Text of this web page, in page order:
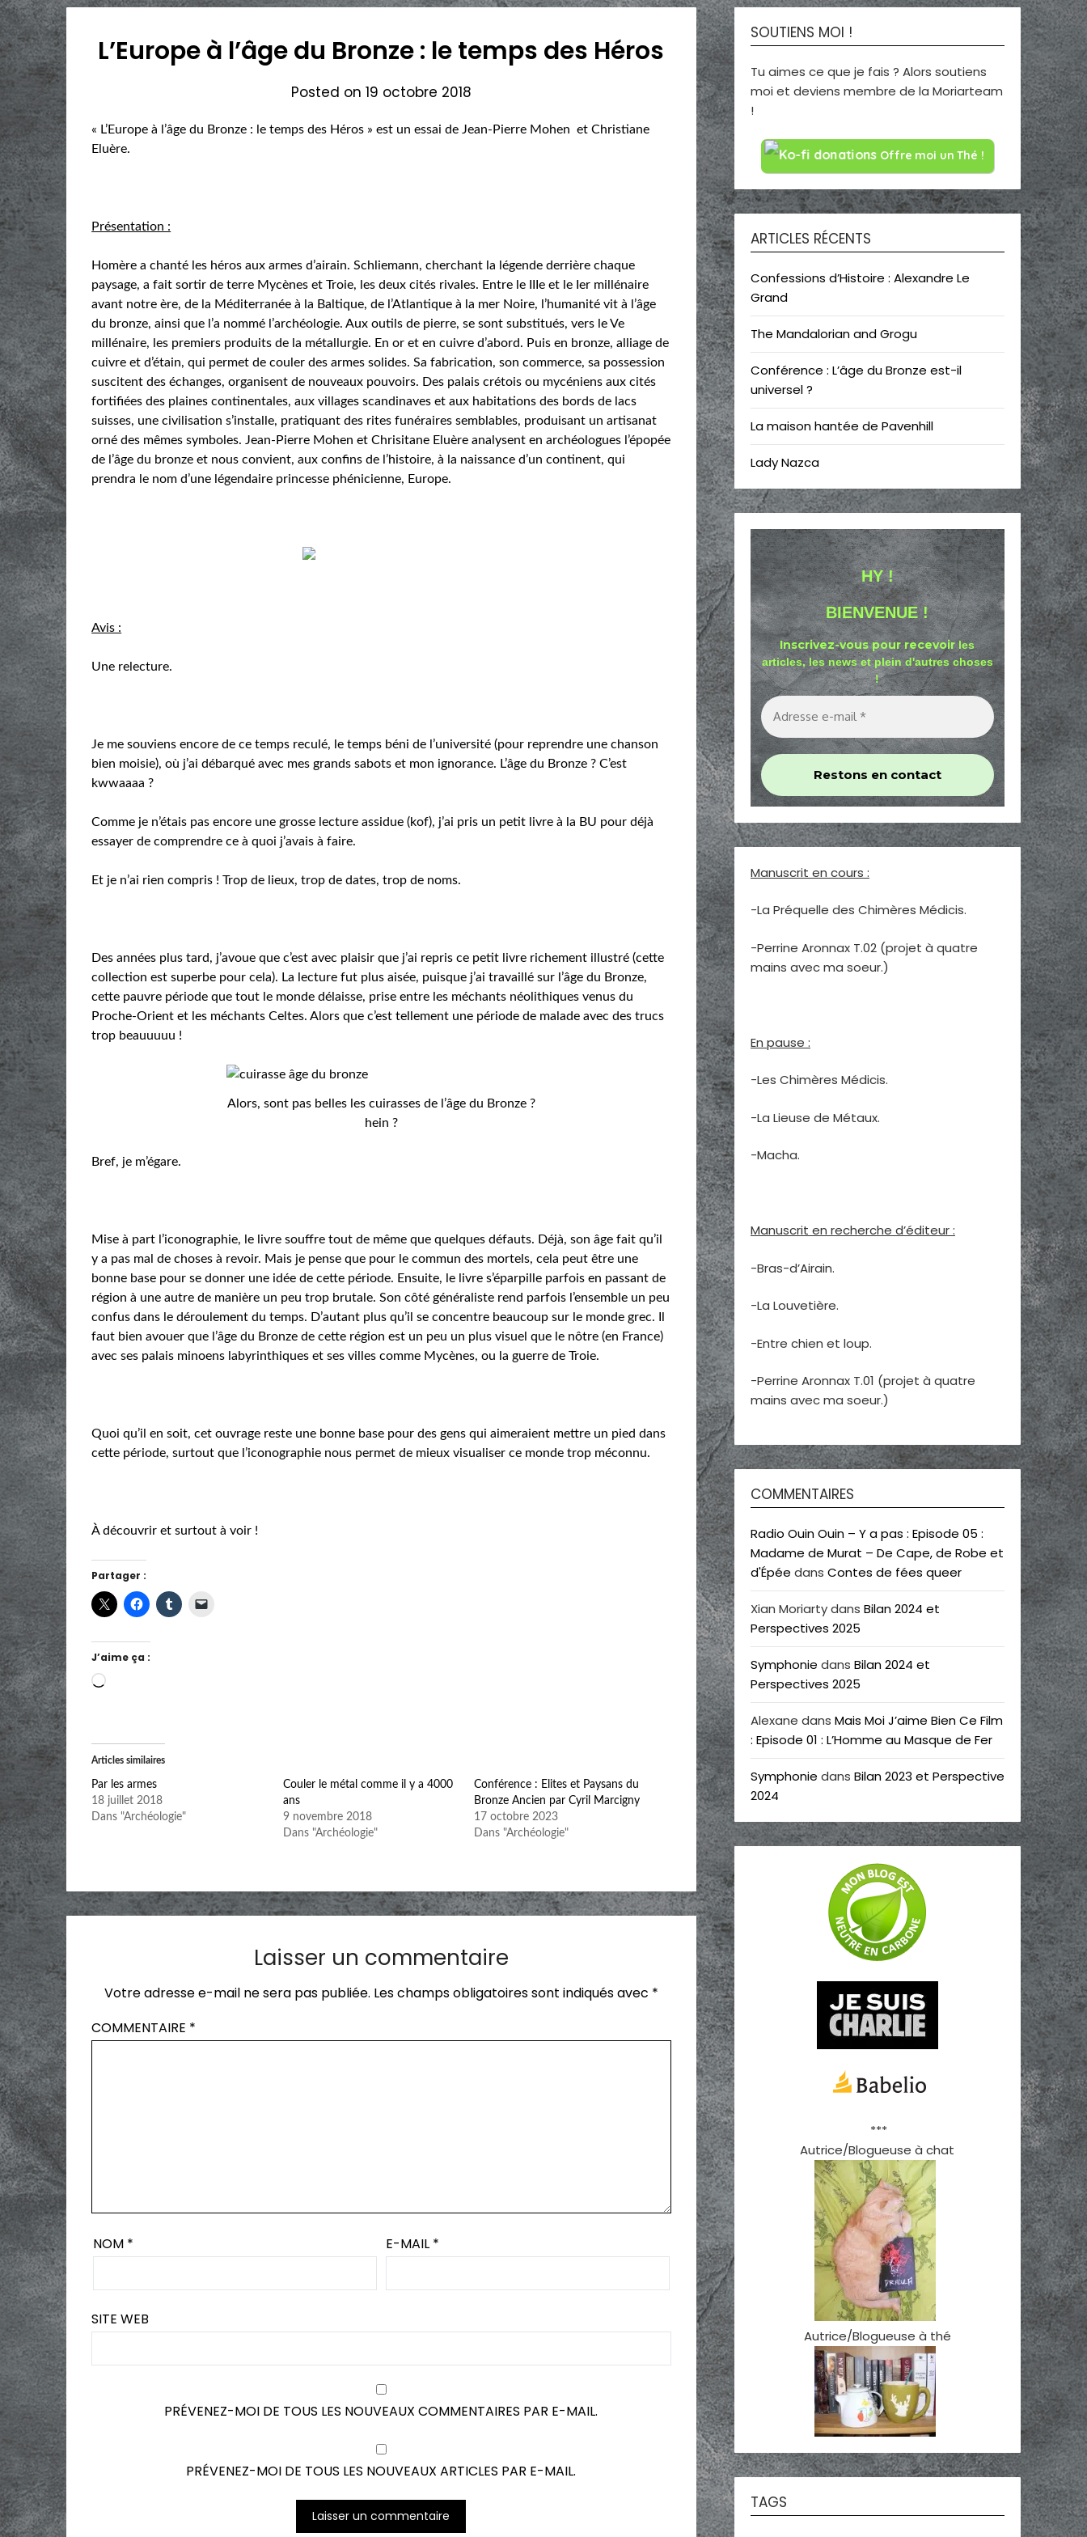
L’Europe à l’âge du Bronze : le temps des Héros
Posted on 19 octobre 2018
« L’Europe à l’âge du Bronze : le temps des Héros » est un essai de Jean-Pierre Mohen et Christiane
Eluère.
Présentation :
Homère a chanté les héros aux armes d’airain. Schliemann, cherchant la légende derrière chaque
paysage, a fait sortir de terre Mycènes et Troie, les deux cités rivales. Entre le IIIe et le Ier millénaire
avant notre ère, de la Méditerranée à la Baltique, de l’Atlantique à la mer Noire, l’humanité vit à l’âge
du bronze, ainsi que l’a nommé l’archéologie. Aux outils de pierre, se sont substitués, vers le Ve
millénaire, les premiers produits de la métallurgie. En or et en cuivre d’abord. Puis en bronze, alliage de
cuivre et d’étain, qui permet de couler des armes solides. Sa fabrication, son commerce, sa possession
suscitent des échanges, organisent de nouveaux pouvoirs. Des palais crétois ou mycéniens aux cités
fortifiées des plaines continentales, aux villages scandinaves et aux habitations des bords de lacs
suisses, une civilisation s’installe, pratiquant des rites funéraires semblables, produisant un artisanat
orné des mêmes symboles. Jean-Pierre Mohen et Chrisitane Eluère analysent en archéologues l’épopée
de l’âge du bronze et nous convient, aux confins de l’histoire, à la naissance d’un continent, qui
prendra le nom d’une légendaire princesse phénicienne, Europe.
Avis :
Une relecture.
Je me souviens encore de ce temps reculé, le temps béni de l’université (pour reprendre une chanson
bien moisie), où j’ai débarqué avec mes grands sabots et mon ignorance. L’âge du Bronze ? C’est
kwwaaaa ?
Comme je n’étais pas encore une grosse lecture assidue (kof), j’ai pris un petit livre à la BU pour déjà
essayer de comprendre ce à quoi j’avais à faire.
Et je n’ai rien compris ! Trop de lieux, trop de dates, trop de noms.
Des années plus tard, j’avoue que c’est avec plaisir que j’ai repris ce petit livre richement illustré (cette
collection est superbe pour cela). La lecture fut plus aisée, puisque j’ai travaillé sur l’âge du Bronze,
cette pauvre période que tout le monde délaisse, prise entre les méchants néolithiques venus du
Proche-Orient et les méchants Celtes. Alors que c’est tellement une période de malade avec des trucs
trop beauuuuu !
Alors, sont pas belles les cuirasses de l’âge du Bronze ?
hein ?
Bref, je m’égare.
Mise à part l’iconographie, le livre souffre tout de même que quelques défauts. Déjà, son âge fait qu’il
y a pas mal de choses à revoir. Mais je pense que pour le commun des mortels, cela peut être une
bonne base pour se donner une idée de cette période. Ensuite, le livre s’éparpille parfois en passant de
région à une autre de manière un peu trop brutale. Son côté généraliste rend parfois l’ensemble un peu
confus dans le déroulement du temps. D’autant plus qu’il se concentre beaucoup sur le monde grec. Il
faut bien avouer que l’âge du Bronze de cette région est un peu un plus visuel que le nôtre (en France)
avec ses palais minoens labyrinthiques et ses villes comme Mycènes, ou la guerre de Troie.
Quoi qu’il en soit, cet ouvrage reste une bonne base pour des gens qui aimeraient mettre un pied dans
cette période, surtout que l’iconographie nous permet de mieux visualiser ce monde trop méconnu.
À découvrir et surtout à voir !
Partager :
J’aime ça :
Chargement…
Articles similaires
Par les armes
18 juillet 2018
Dans "Archéologie"
Couler le métal comme il y a 4000
ans
9 novembre 2018
Dans "Archéologie"
Conférence : Elites et Paysans du
Bronze Ancien par Cyril Marcigny
17 octobre 2023
Dans "Archéologie"
Laisser un commentaire
Votre adresse e-mail ne sera pas publiée. Les champs obligatoires sont indiqués avec *
COMMENTAIRE *
NOM * E-MAIL *
SITE WEB
PRÉVENEZ-MOI DE TOUS LES NOUVEAUX COMMENTAIRES PAR E-MAIL.
PRÉVENEZ-MOI DE TOUS LES NOUVEAUX ARTICLES PAR E-MAIL.
SOUTIENS MOI !
Tu aimes ce que je fais ? Alors soutiens
moi et deviens membre de la Moriarteam
!
Offre moi un Thé !
ARTICLES RÉCENTS
Confessions d’Histoire : Alexandre Le
Grand
The Mandalorian and Grogu
Conférence : L’âge du Bronze est-il
universel ?
La maison hantée de Pavenhill
Lady Nazca
HY !
BIENVENUE !
Inscrivez-vous pour recevoirles
articles, les news et plein d'autres choses
!
Manuscrit en cours :
-La Préquelle des Chimères Médicis.
-Perrine Aronnax T.02 (projet à quatre
mains avec ma soeur.)
En pause :
-Les Chimères Médicis.
-La Lieuse de Métaux.
-Macha.
Manuscrit en recherche d’éditeur :
-Bras-d’Airain.
-La Louvetière.
-Entre chien et loup.
-Perrine Aronnax T.01 (projet à quatre
mains avec ma soeur.)
COMMENTAIRES
Radio Ouin Ouin – Y a pas : Episode 05 :
Madame de Murat – De Cape, de Robe et
d'Épée dans Contes de fées queer
Xian Moriartydans Bilan 2024 et
Perspectives 2025
Symphonie dans Bilan 2024 et
Perspectives 2025
Alexane dans Mais Moi J’aime Bien Ce Film
: Episode 01 : L’Homme au Masque de Fer
Symphonie dans Bilan 2023 et Perspective
2024
***
Autrice/Blogueuse à chat
Autrice/Blogueuse à thé
TAGS